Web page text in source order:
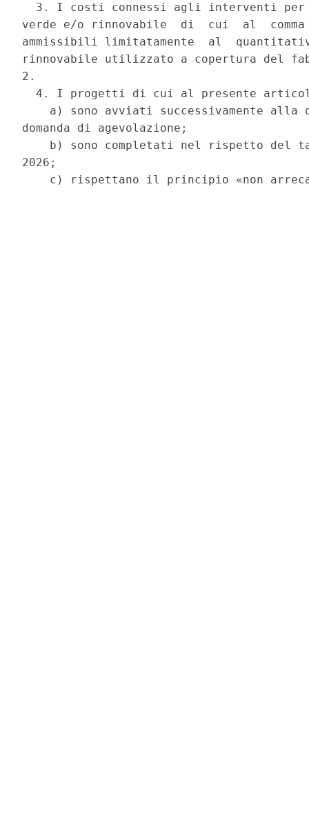
3. I costi connessi agli interventi
verde e/o rinnovabile  di  cui  al
ammissibili limitatamente  al
rinnovabile utilizzato a copertura del
2.
4. I progetti di cui al presente
a) sono avviati successivamente alla
domanda di agevolazione;
b) sono completati nel rispetto del
2026;